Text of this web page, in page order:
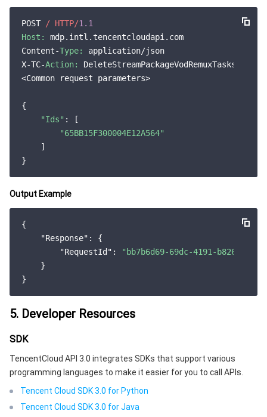
多模态智能数据湖 TCLake
腾讯混元大模型
大模型服务平台 TokenHub
消息队列 Pulsar 版
消息队列 MQTT 版
消息队列 CMQ
邮件推送
实时音视频
实时互动-教育版
游戏多媒体引擎
云联络中心
媒体直播
云直播
云点播
媒体点播
应用云渲染
云桌面
直播 SDK
短视频 SDK
腾讯特效 SDK
教育服务
互动白板
医疗服务
腾讯健康组学平台
数智医疗影像平台
智能导诊
智能预问诊
云资源管理
API
智能顾问
访问管理
操作审计
开发者工具
云市场
云原生构建
腾讯云超级应用服务
Low Code
云开发 CloudBase
监控与运维
前端性能监控
云拨测
云 API
腾讯云命令行工具
软件产品生命周期公告
专有云软件
腾讯专有云企业版 TCE
腾讯云数据库
POST / HTTP/1.1
Host:
mdp.intl.tencentcloudapi.com
Content-Type:
application/json
X-TC-Action:
DeleteStreamPackageVodRemuxTasks
<Common request parameters>
{
"Ids" : [
"65BB15F300004E12A564"
    ]
Output Example
{
"Response" : {
"RequestId" :
"bb7b6d69-69dc-4191-b826-
    }
5. Developer Resources
SDK
TencentCloud API 3.0 integrates SDKs that support various
programming languages to make it easier for you to call APIs.
Tencent Cloud SDK 3.0 for Python
Tencent Cloud SDK 3.0 for Java